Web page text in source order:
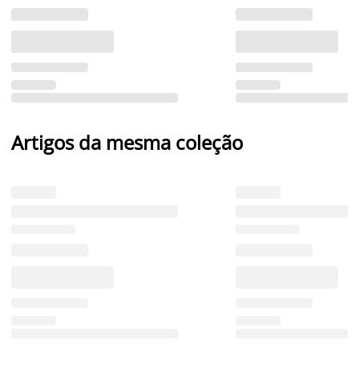
Artigos da mesma coleção